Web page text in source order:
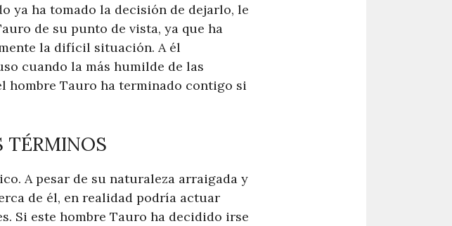
ya ha tomado la decisión de dejarlo, le
de su punto de vista, ya que ha
la difícil situación. A él
cuando la más humilde de las
hombre Tauro ha terminado contigo si
TÉRMINOS
A pesar de su naturaleza arraigada y
de él, en realidad podría actuar
Si este hombre Tauro ha decidido irse